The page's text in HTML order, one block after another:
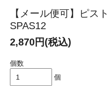
【メール便可】ピス
SPAS12
2,870円(税込)
個数
個